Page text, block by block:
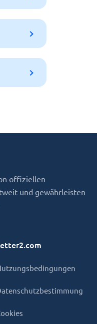
offiziellen
und gewährleisten